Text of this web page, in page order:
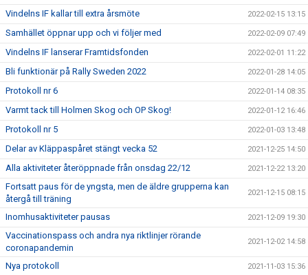
Vindelns IF kallar till extra årsmöte 2022-02-15 13:15
Samhället öppnar upp och vi följer med 2022-02-09 07:49
Vindelns IF lanserar Framtidsfonden 2022-02-01 11:22
Bli funktionär på Rally Sweden 2022 2022-01-28 14:05
Protokoll nr 6 2022-01-14 08:35
Varmt tack till Holmen Skog och OP Skog! 2022-01-12 16:46
Protokoll nr 5 2022-01-03 13:48
Delar av Kläppaspåret stängt vecka 52 2021-12-25 14:50
Alla aktiviteter återöppnade från onsdag 22/12 2021-12-22 13:20
Fortsatt paus för de yngsta, men de äldre grupperna kan
återgå till träning
2021-12-15 08:15
Inomhusaktiviteter pausas 2021-12-09 19:30
Vaccinationspass och andra nya riktlinjer rörande
coronapandemin
2021-12-02 14:58
Nya protokoll 2021-11-03 15:36